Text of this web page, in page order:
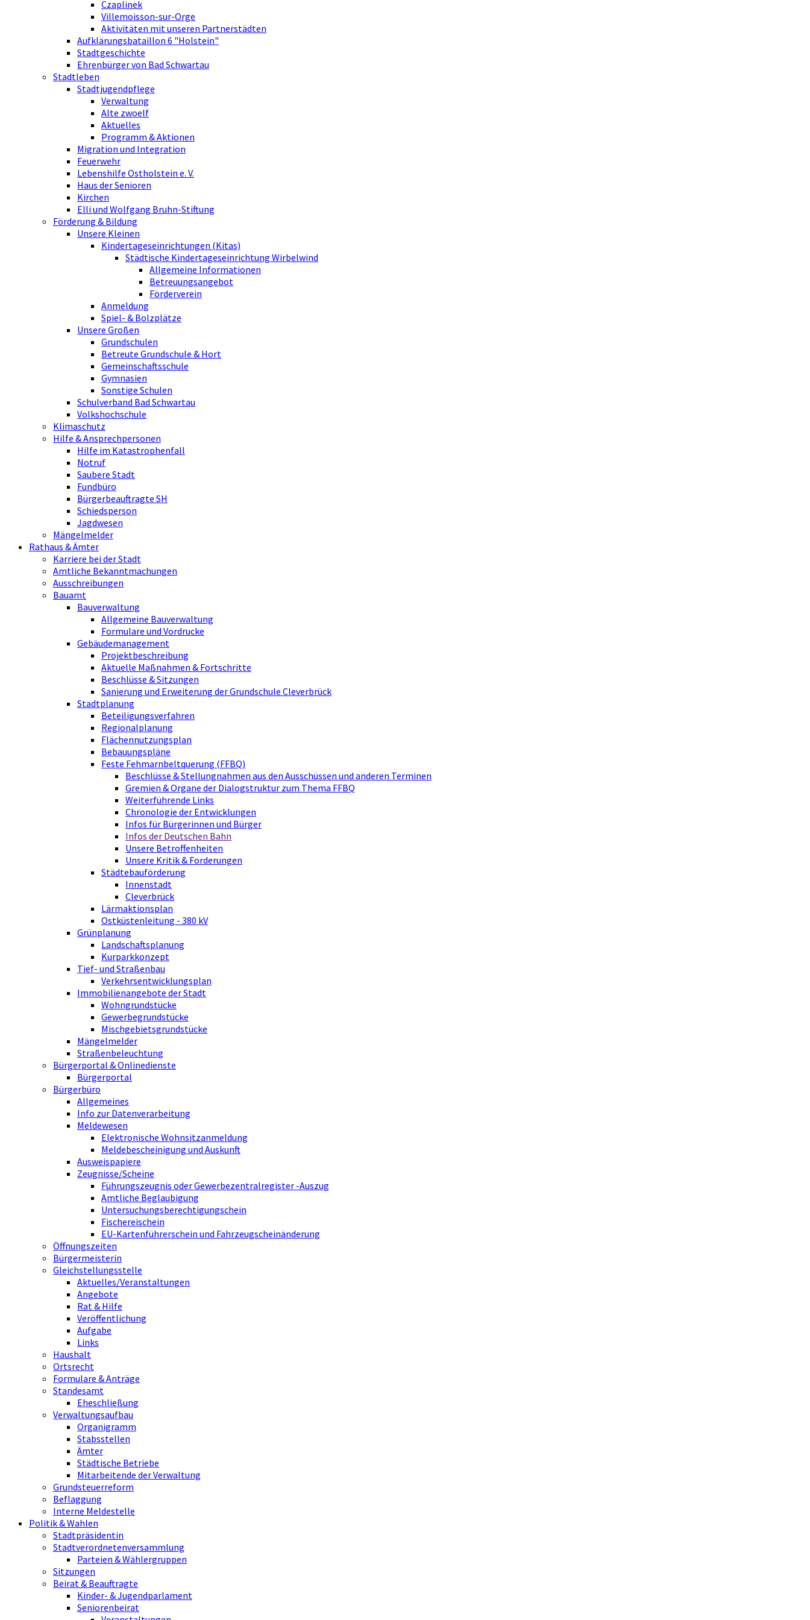
Czaplinek
Villemoisson-sur-Orge
Aktivitäten mit unseren Partnerstädten
Aufklärungsbataillon 6 "Holstein"
Stadtgeschichte
Ehrenbürger von Bad Schwartau
Stadtleben
Stadtjugendpflege
Verwaltung
Alte zwoelf
Aktuelles
Programm & Aktionen
Migration und Integration
Feuerwehr
Lebenshilfe Ostholstein e. V.
Haus der Senioren
Kirchen
Elli und Wolfgang Bruhn-Stiftung
Förderung & Bildung
Unsere Kleinen
Kindertageseinrichtungen (Kitas)
Städtische Kindertageseinrichtung Wirbelwind
Allgemeine Informationen
Betreuungsangebot
Förderverein
Anmeldung
Spiel- & Bolzplätze
Unsere Großen
Grundschulen
Betreute Grundschule & Hort
Gemeinschaftsschule
Gymnasien
Sonstige Schulen
Schulverband Bad Schwartau
Volkshochschule
Klimaschutz
Hilfe & Ansprechpersonen
Hilfe im Katastrophenfall
Notruf
Saubere Stadt
Fundbüro
Bürgerbeauftragte SH
Schiedsperson
Jagdwesen
Mängelmelder
Rathaus & Ämter
Karriere bei der Stadt
Amtliche Bekanntmachungen
Ausschreibungen
Bauamt
Bauverwaltung
Allgemeine Bauverwaltung
Formulare und Vordrucke
Gebäudemanagement
Projektbeschreibung
Aktuelle Maßnahmen & Fortschritte
Beschlüsse & Sitzungen
Sanierung und Erweiterung der Grundschule Cleverbrück
Stadtplanung
Beteiligungsverfahren
Regionalplanung
Flächennutzungsplan
Bebauungspläne
Feste Fehmarnbeltquerung (FFBQ)
Beschlüsse & Stellungnahmen aus den Ausschüssen und anderen Terminen
Gremien & Organe der Dialogstruktur zum Thema FFBQ
Weiterführende Links
Chronologie der Entwicklungen
Infos für Bürgerinnen und Bürger
Infos der Deutschen Bahn
Unsere Betroffenheiten
Unsere Kritik & Forderungen
Städtebauförderung
Innenstadt
Cleverbrück
Lärmaktionsplan
Ostküstenleitung - 380 kV
Grünplanung
Landschaftsplanung
Kurparkkonzept
Tief- und Straßenbau
Verkehrsentwicklungsplan
Immobilienangebote der Stadt
Wohngrundstücke
Gewerbegrundstücke
Mischgebietsgrundstücke
Mängelmelder
Straßenbeleuchtung
Bürgerportal & Onlinedienste
Bürgerportal
Bürgerbüro
Allgemeines
Info zur Datenverarbeitung
Meldewesen
Elektronische Wohnsitzanmeldung
Meldebescheinigung und Auskunft
Ausweispapiere
Zeugnisse/Scheine
Führungszeugnis oder Gewerbezentralregister -Auszug
Amtliche Beglaubigung
Untersuchungsberechtigungschein
Fischereischein
EU-Kartenführerschein und Fahrzeugscheinänderung
Öffnungszeiten
Bürgermeisterin
Gleichstellungsstelle
Aktuelles/Veranstaltungen
Angebote
Rat & Hilfe
Veröffentlichung
Aufgabe
Links
Haushalt
Ortsrecht
Formulare & Anträge
Standesamt
Eheschließung
Verwaltungsaufbau
Organigramm
Stabsstellen
Ämter
Städtische Betriebe
Mitarbeitende der Verwaltung
Grundsteuerreform
Beflaggung
Interne Meldestelle
Politik & Wahlen
Stadtpräsidentin
Stadtverordnetenversammlung
Parteien & Wählergruppen
Sitzungen
Beirat & Beauftragte
Kinder- & Jugendparlament
Seniorenbeirat